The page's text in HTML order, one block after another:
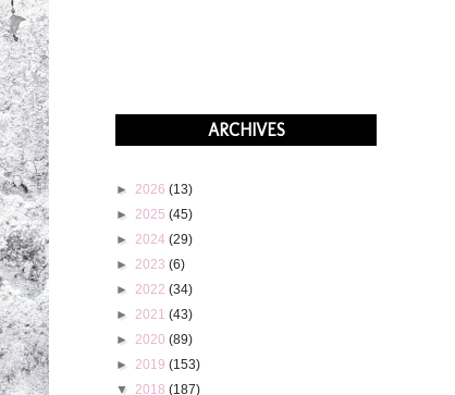
ARCHIVES
► 2026 (13)
► 2025 (45)
► 2024 (29)
► 2023 (6)
► 2022 (34)
► 2021 (43)
► 2020 (89)
► 2019 (153)
▼ 2018 (187)